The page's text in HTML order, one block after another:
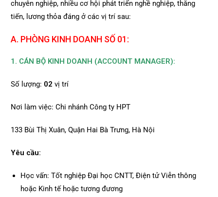
chuyên nghiệp, nhiều cơ hội phát triển nghề nghiệp, thăng
tiến, lương thỏa đáng ở các vị trí sau:
A. PHÒNG KINH DOANH SỐ 01:
1. CÁN BỘ KINH DOANH (ACCOUNT MANAGER):
Số lượng: 02 vị trí
Nơi làm việc: Chi nhánh Công ty HPT
133 Bùi Thị Xuân, Quận Hai Bà Trưng, Hà Nội
Yêu cầu:
Học vấn: Tốt nghiệp Đại học CNTT, Điện tử Viễn thông
hoặc Kinh tế hoặc tương đương